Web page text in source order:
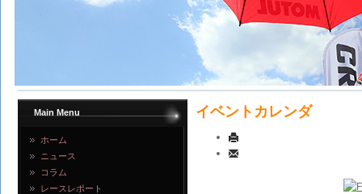
Main Menu
ホーム
ニュース
コラム
レースレポート
イベントカレンダ